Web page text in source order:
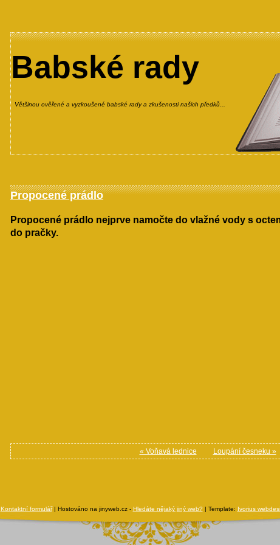
Babské rady
Většinou ověřené a vyzkoušené babské rady a zkušenosti našich předků...
Propocené prádlo
Propocené prádlo nejprve namočte do vlažné vody s
do pračky.
« Voňavá lednice Loupání česneku »
Kontaktní formulář| Hostováno na jinyweb.cz - Hledáte nějaký jiný web?| Template: Ivorius